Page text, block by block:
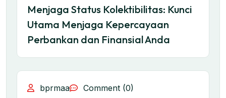
Menjaga Status Kolektibilitas: Kunci
Utama Menjaga Kepercayaan
Perbankan dan Finansial Anda
bprmaa Comment (0)